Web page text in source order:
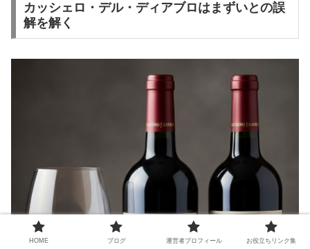
カッシェロ・デル・ディアブロはまずいとの誤
解を解く
HOME ブログ 運営者プロフィール お役立ちリンク集